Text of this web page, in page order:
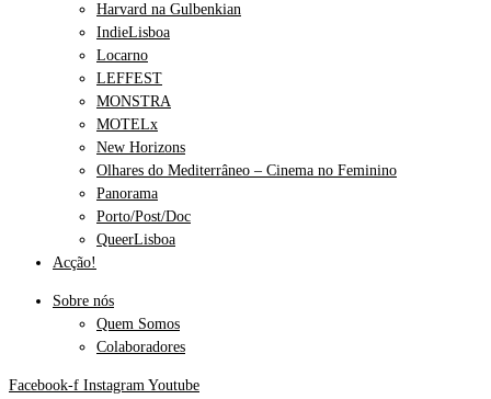
Harvard na Gulbenkian
IndieLisboa
Locarno
LEFFEST
MONSTRA
MOTELx
New Horizons
Olhares do Mediterrâneo – Cinema no Feminino
Panorama
Porto/Post/Doc
QueerLisboa
Acção!
Sobre nós
Quem Somos
Colaboradores
Facebook-f Instagram Youtube